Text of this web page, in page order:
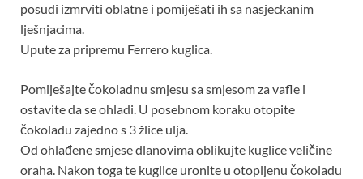
posudi izmrviti oblatne i pomiješati ih sa nasjeckanim
lješnjacima.
Upute za pripremu Ferrero kuglica.
Pomiješajte čokoladnu smjesu sa smjesom za vafle i
ostavite da se ohladi. U posebnom koraku otopite
čokoladu zajedno s 3 žlice ulja.
Od ohlađene smjese dlanovima oblikujte kuglice veličine
oraha. Nakon toga te kuglice uronite u otopljenu čokoladu